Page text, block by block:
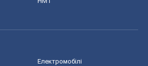
Електромобілі